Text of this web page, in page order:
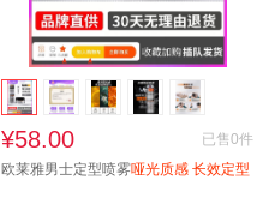
¥58.00
已售0件
欧莱雅男士定型喷雾哑光质感 长效定型